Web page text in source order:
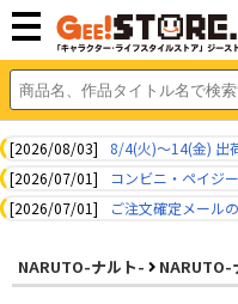
[2026/08/03]
8/4(火)～14(金) 出
[2026/07/01]
コンビニ・ペイジ
[2026/07/01]
ご注文確定メール
NARUTO-ナルト- NARUTO-